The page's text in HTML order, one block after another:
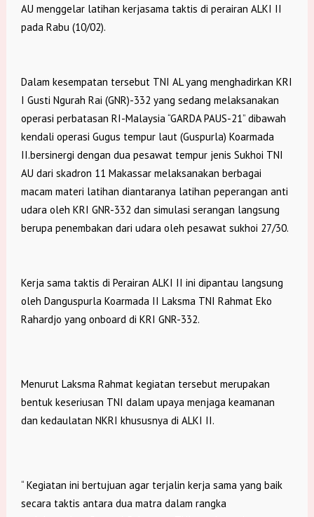
AU menggelar latihan kerjasama taktis di perairan ALKI II
pada Rabu (10/02).
Dalam kesempatan tersebut TNI AL yang menghadirkan KRI
I Gusti Ngurah Rai (GNR)-332 yang sedang melaksanakan
operasi perbatasan RI-Malaysia “GARDA PAUS-21” dibawah
kendali operasi Gugus tempur laut (Guspurla) Koarmada
II.bersinergi dengan dua pesawat tempur jenis Sukhoi TNI
AU dari skadron 11 Makassar melaksanakan berbagai
macam materi latihan diantaranya latihan peperangan anti
udara oleh KRI GNR-332 dan simulasi serangan langsung
berupa penembakan dari udara oleh pesawat sukhoi 27/30.
Kerja sama taktis di Perairan ALKI II ini dipantau langsung
oleh Danguspurla Koarmada II Laksma TNI Rahmat Eko
Rahardjo yang onboard di KRI GNR-332.
Menurut Laksma Rahmat kegiatan tersebut merupakan
bentuk keseriusan TNI dalam upaya menjaga keamanan
dan kedaulatan NKRI khususnya di ALKI II.
“ Kegiatan ini bertujuan agar terjalin kerja sama yang baik
secara taktis antara dua matra dalam rangka